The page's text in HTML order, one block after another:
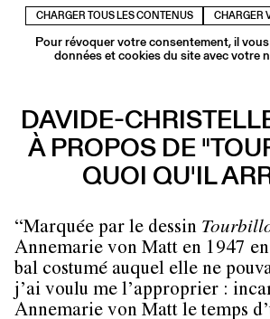
CHARGER TOUS LES CONTENUS CHARGER
Pour révoquer votre consentement, il
données et cookies du site avec votre
DAVIDE-
À PROPOS DE
QUOI QU'IL
“Marquée par le dessin
Annemarie von Matt en 1947
bal costumé auquel elle ne
j’ai voulu me l’approprier :
Annemarie von Matt le temps